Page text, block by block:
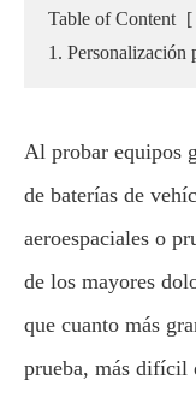
Table of Content [
1.
Al probar equipos
de baterías de
aeroespaciales o
de los mayores
que cuanto más
prueba, más difícil